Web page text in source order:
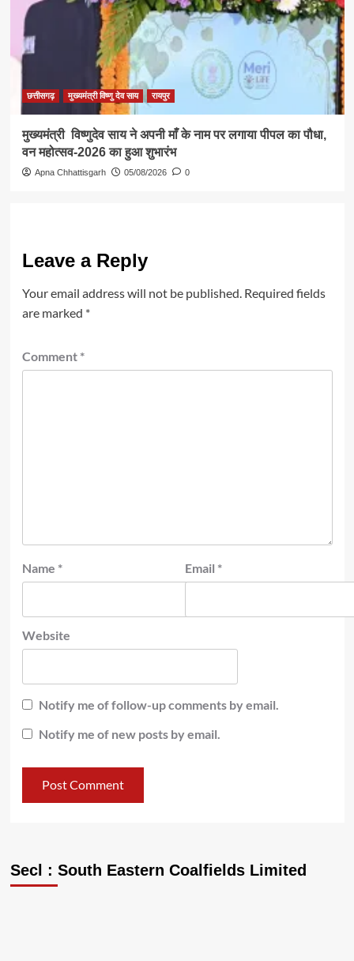
छत्तीसगढ़ मुख्यमंत्री विष्णु देव साय रायपुर
मुख्यमंत्री विष्णुदेव साय ने अपनी माँ के नाम पर लगाया पीपल का पौधा,
वन महोत्सव-2026 का हुआ शुभारंभ
Apna Chhattisgarh 05/08/2026 0
Leave a Reply
Your email address will not be published. Required fields
are marked *
Comment *
Name * Email *
Website
Notify me of follow-up comments by email.
Notify me of new posts by email.
Secl : South Eastern Coalfields Limited